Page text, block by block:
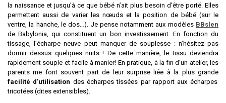
la naissance et jusqu’à ce que bébé n’ait plus besoin d’être porté. Elles
permettent aussi de varier les nœuds et la position de bébé (sur le
ventre, la hanche, le dos…). Je pense notamment aux modèles BBslen
de Babylonia, qui constituent un bon investissement. En fonction du
tissage, l’écharpe neuve peut manquer de souplesse : n’hésitez pas
dormir dessus quelques nuits ! De cette manière, le tissu deviendra
rapidement souple et facile à manier! En pratique, à la fin d’un atelier, les
parents me font souvent part de leur surprise liée à la plus grande
facilité d’utilisation des écharpes tissées par rapport aux écharpes
tricotées (dites extensibles).